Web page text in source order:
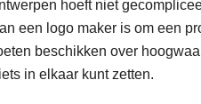
hoeft niet
een logo maker is om een
beschikken over
in elkaar kunt zetten.